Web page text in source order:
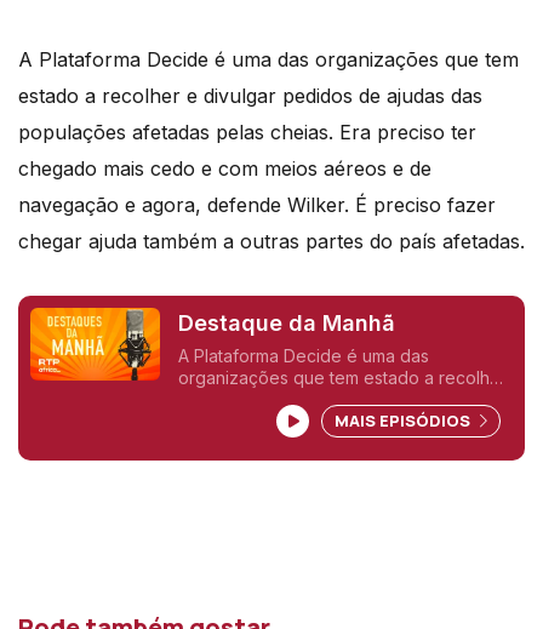
A Plataforma Decide é uma das organizações que tem
estado a recolher e divulgar pedidos de ajudas das
populações afetadas pelas cheias. Era preciso ter
chegado mais cedo e com meios aéreos e de
navegação e agora, defende Wilker. É preciso fazer
chegar ajuda também a outras partes do país afetadas.
Destaque da Manhã
A Plataforma Decide é uma das
organizações que tem estado a recolher
populações afetadas pelas cheias.
Falamos com Wilker Dias que aponta
falhas e atrasos.
MAIS EPISÓDIOS